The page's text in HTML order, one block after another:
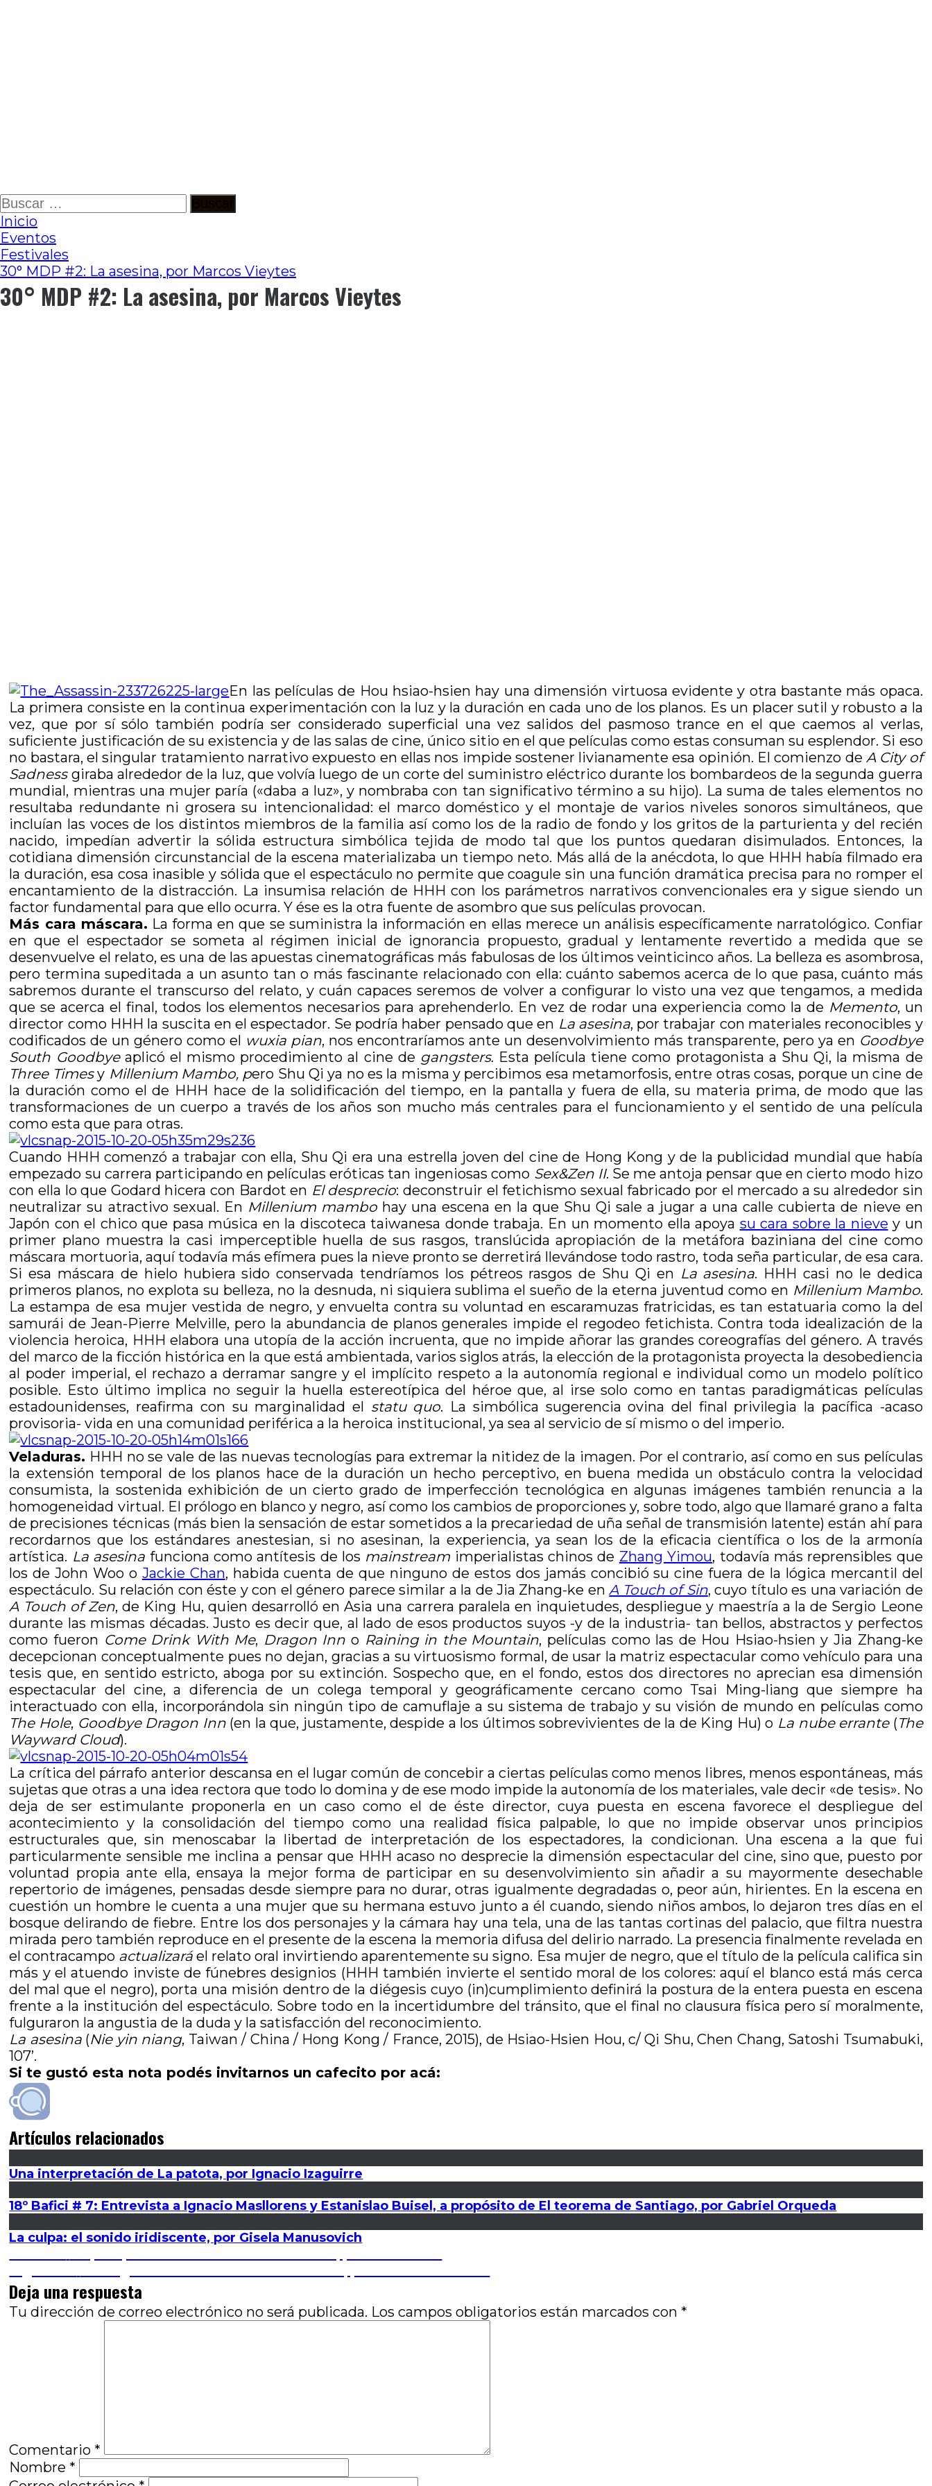
Ir
al
contenido
Buscar:
Inicio
Eventos
Festivales
30° MDP #2: La asesina, por Marcos Vieytes
30° MDP #2: La asesina, por Marcos Vieytes
En las películas de Hou hsiao-hsien hay una dimensión virtuosa evidente y otra bastante más opaca.
La primera consiste en la continua experimentación con la luz y la duración en cada uno de los planos. Es un placer sutil y robusto a la
vez, que por sí sólo también podría ser considerado superficial una vez salidos del pasmoso trance en el que caemos al verlas,
suficiente justificación de su existencia y de las salas de cine, único sitio en el que películas como estas consuman su esplendor. Si eso
no bastara, el singular tratamiento narrativo expuesto en ellas nos impide sostener livianamente esa opinión. El comienzo de A City of
Sadnessgiraba alrededor de la luz, que volvía luego de un corte del suministro eléctrico durante los bombardeos de la segunda guerra
mundial, mientras una mujer paría («daba a luz», y nombraba con tan significativo término a su hijo). La suma de tales elementos no
resultaba redundante ni grosera su intencionalidad: el marco doméstico y el montaje de varios niveles sonoros simultáneos, que
incluían las voces de los distintos miembros de la familia así como los de la radio de fondo y los gritos de la parturienta y del recién
nacido, impedían advertir la sólida estructura simbólica tejida de modo tal que los puntos quedaran disimulados. Entonces, la
cotidiana dimensión circunstancial de la escena materializaba un tiempo neto. Más allá de la anécdota, lo que HHH había filmado era
la duración, esa cosa inasible y sólida que el espectáculo no permite que coagule sin una función dramática precisa para no romper el
encantamiento de la distracción. La insumisa relación de HHH con los parámetros narrativos convencionales era y sigue siendo un
factor fundamental para que ello ocurra. Y ése es la otra fuente de asombro que sus películas provocan.
Más cara máscara. La forma en que se suministra la información en ellas merece un análisis específicamente narratológico. Confiar
en que el espectador se someta al régimen inicial de ignorancia propuesto, gradual y lentamente revertido a medida que se
desenvuelve el relato, es una de las apuestas cinematográficas más fabulosas de los últimos veinticinco años. La belleza es asombrosa,
pero termina supeditada a un asunto tan o más fascinante relacionado con ella: cuánto sabemos acerca de lo que pasa, cuánto más
sabremos durante el transcurso del relato, y cuán capaces seremos de volver a configurar lo visto una vez que tengamos, a medida
que se acerca el final, todos los elementos necesarios para aprehenderlo. En vez de rodar una experiencia como la de Memento, un
director como HHH la suscita en el espectador. Se podría haber pensado que en La asesina, por trabajar con materiales reconocibles y
codificados de un género como el wuxia pian, nos encontraríamos ante un desenvolvimiento más transparente, pero ya en Goodbye
South Goodbyeaplicó el mismo procedimiento al cine de gangsters. Esta película tiene como protagonista a Shu Qi, la misma de
Three Timesy Millenium Mambo, pero Shu Qi ya no es la misma y percibimos esa metamorfosis, entre otras cosas, porque un cine de
la duración como el de HHH hace de la solidificación del tiempo, en la pantalla y fuera de ella, su materia prima, de modo que las
transformaciones de un cuerpo a través de los años son mucho más centrales para el funcionamiento y el sentido de una película
como esta que para otras.
Cuando HHH comenzó a trabajar con ella, Shu Qi era una estrella joven del cine de Hong Kong y de la publicidad mundial que había
empezado su carrera participando en películas eróticas tan ingeniosas como Sex&Zen II. Se me antoja pensar que en cierto modo hizo
con ella lo que Godard hicera con Bardot en El desprecio: deconstruir el fetichismo sexual fabricado por el mercado a su alrededor sin
neutralizar su atractivo sexual. En Millenium mambohay una escena en la que Shu Qi sale a jugar a una calle cubierta de nieve en
Japón con el chico que pasa música en la discoteca taiwanesa donde trabaja. En un momento ella apoya su cara sobre la nieve y un
primer plano muestra la casi imperceptible huella de sus rasgos, translúcida apropiación de la metáfora baziniana del cine como
máscara mortuoria, aquí todavía más efímera pues la nieve pronto se derretirá llevándose todo rastro, toda seña particular, de esa cara.
Si esa máscara de hielo hubiera sido conservada tendríamos los pétreos rasgos de Shu Qi en La asesina. HHH casi no le dedica
primeros planos, no explota su belleza, no la desnuda, ni siquiera sublima el sueño de la eterna juventud como en Millenium Mambo.
La estampa de esa mujer vestida de negro, y envuelta contra su voluntad en escaramuzas fratricidas, es tan estatuaria como la del
samurái de Jean-Pierre Melville, pero la abundancia de planos generales impide el regodeo fetichista. Contra toda idealización de la
violencia heroica, HHH elabora una utopía de la acción incruenta, que no impide añorar las grandes coreografías del género. A través
del marco de la ficción histórica en la que está ambientada, varios siglos atrás, la elección de la protagonista proyecta la desobediencia
al poder imperial, el rechazo a derramar sangre y el implícito respeto a la autonomía regional e individual como un modelo político
posible. Esto último implica no seguir la huella estereotípica del héroe que, al irse solo como en tantas paradigmáticas películas
estadounidenses, reafirma con su marginalidad el statu quo. La simbólica sugerencia ovina del final privilegia la pacífica -acaso
provisoria- vida en una comunidad periférica a la heroica institucional, ya sea al servicio de sí mismo o del imperio.
Veladuras. HHH no se vale de las nuevas tecnologías para extremar la nitidez de la imagen. Por el contrario, así como en sus películas
la extensión temporal de los planos hace de la duración un hecho perceptivo, en buena medida un obstáculo contra la velocidad
consumista, la sostenida exhibición de un cierto grado de imperfección tecnológica en algunas imágenes también renuncia a la
homogeneidad virtual. El prólogo en blanco y negro, así como los cambios de proporciones y, sobre todo, algo que llamaré grano a falta
de precisiones técnicas (más bien la sensación de estar sometidos a la precariedad de uña señal de transmisión latente) están ahí para
recordarnos que los estándares anestesian, si no asesinan, la experiencia, ya sean los de la eficacia científica o los de la armonía
artística. La asesina funciona como antítesis de los mainstream imperialistas chinos de Zhang Yimou, todavía más reprensibles que
los de John Woo o Jackie Chan, habida cuenta de que ninguno de estos dos jamás concibió su cine fuera de la lógica mercantil del
espectáculo. Su relación con éste y con el género parece similar a la de Jia Zhang-ke enA Touch of Sin, cuyo título es una variación de
A Touch of Zen, de King Hu, quien desarrolló en Asia una carrera paralela en inquietudes, despliegue y maestría a la de Sergio Leone
durante las mismas décadas. Justo es decir que, al lado de esos productos suyos -y de la industria- tan bellos, abstractos y perfectos
como fueron Come Drink With Me, Dragon Inn o Raining in the Mountain, películas como las de Hou Hsiao-hsien y Jia Zhang-ke
decepcionan conceptualmente pues no dejan, gracias a su virtuosismo formal, de usar la matriz espectacular como vehículo para una
tesis que, en sentido estricto, aboga por su extinción. Sospecho que, en el fondo, estos dos directores no aprecian esa dimensión
espectacular del cine, a diferencia de un colega temporal y geográficamente cercano como Tsai Ming-liang que siempre ha
interactuado con ella, incorporándola sin ningún tipo de camuflaje a su sistema de trabajo y su visión de mundo en películas como
The Hole, Goodbye Dragon Inn(en la que, justamente, despide a los últimos sobrevivientes de la de King Hu) o La nube errante(The
Wayward Cloud).
La crítica del párrafo anterior descansa en el lugar común de concebir a ciertas películas como menos libres, menos espontáneas, más
sujetas que otras a una idea rectora que todo lo domina y de ese modo impide la autonomía de los materiales, vale decir «de tesis». No
deja de ser estimulante proponerla en un caso como el de éste director, cuya puesta en escena favorece el despliegue del
acontecimiento y la consolidación del tiempo como una realidad física palpable, lo que no impide observar unos principios
estructurales que, sin menoscabar la libertad de interpretación de los espectadores, la condicionan. Una escena a la que fui
particularmente sensible me inclina a pensar que HHH acaso no desprecie la dimensión espectacular del cine, sino que, puesto por
voluntad propia ante ella, ensaya la mejor forma de participar en su desenvolvimiento sin añadir a su mayormente desechable
repertorio de imágenes, pensadas desde siempre para no durar, otras igualmente degradadas o, peor aún, hirientes. En la escena en
cuestión un hombre le cuenta a una mujer que su hermana estuvo junto a él cuando, siendo niños ambos, lo dejaron tres días en el
bosque delirando de fiebre. Entre los dos personajes y la cámara hay una tela, una de las tantas cortinas del palacio, que filtra nuestra
mirada pero también reproduce en el presente de la escena la memoria difusa del delirio narrado. La presencia finalmente revelada en
el contracampo actualizaráel relato oral invirtiendo aparentemente su signo. Esa mujer de negro, que el título de la película califica sin
más y el atuendo inviste de fúnebres designios (HHH también invierte el sentido moral de los colores: aquí el blanco está más cerca
del mal que el negro), porta una misión dentro de la diégesis cuyo (in)cumplimiento definirá la postura de la entera puesta en escena
frente a la institución del espectáculo. Sobre todo en la incertidumbre del tránsito, que el final no clausura física pero sí moralmente,
fulguraron la angustia de la duda y la satisfacción del reconocimiento.
La asesina(Nie yin niang, Taiwan / China / Hong Kong / France, 2015), de Hsiao-Hsien Hou, c/ Qi Shu, Chen Chang, Satoshi Tsumabuki,
107’.
Si te gustó esta nota podés invitarnos un cafecito por acá:
Artículos relacionados
Una interpretación de La patota, por Ignacio Izaguirre
18º Bafici # 7: Entrevista a Ignacio Masllorens y Estanislao Buisel, a propósito de El teorema de Santiago, por Gabriel Orqueda
La culpa: el sonido iridiscente, por Gisela Manusovich
Navegación
de
entradas
siguiente:
Deja una respuesta
Tu dirección de correo electrónico no será publicada. Los campos obligatorios están marcados con *
Comentario *
Nombre *